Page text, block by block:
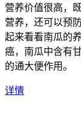
营养价值很高，
营养，还可以预
起来看看南瓜的
癌，南瓜中含有
的通大便作用。
详情